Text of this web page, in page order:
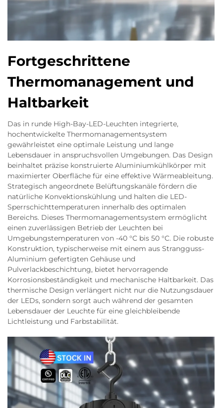
Fortgeschrittene
Thermomanagement und
Haltbarkeit
Das in runde High-Bay-LED-Leuchten integrierte,
hochentwickelte Thermomanagementsystem
gewährleistet eine optimale Leistung und lange
Lebensdauer in anspruchsvollen Umgebungen. Das Design
beinhaltet präzise konstruierte Aluminiumkühlkörper mit
maximierter Oberfläche für eine effektive Wärmeableitung.
Strategisch angeordnete Belüftungskanäle fördern die
natürliche Konvektionskühlung und halten die LED-
Sperrschichttemperaturen innerhalb des optimalen
Bereichs. Dieses Thermomanagementsystem ermöglicht
einen zuverlässigen Betrieb der Leuchten bei
Umgebungstemperaturen von -40 °C bis 50 °C. Die robuste
Konstruktion, typischerweise mit einem aus Strangguss-
Aluminium gefertigten Gehäuse und
Pulverlackbeschichtung, bietet hervorragende
Korrosionsbeständigkeit und mechanische Haltbarkeit. Das
thermische Design verlängert nicht nur die Nutzungsdauer
der LEDs, sondern sorgt auch während der gesamten
Lebensdauer der Leuchte für eine gleichbleibende
Lichtleistung und Farbstabilität.